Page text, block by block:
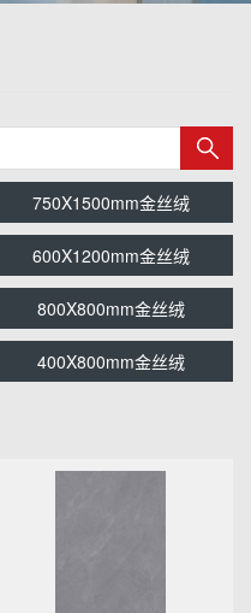
750X1500mm金丝绒
600X1200mm金丝绒
800X800mm金丝绒
400X800mm金丝绒